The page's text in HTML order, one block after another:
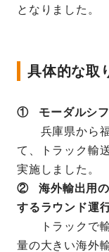
となりました。
具体的な取
① モーダルシフ
兵庫県から福
て、トラック輸
実施しました。
② 海外輸出用の
するラウンド運
トラックで輸
量の大きい海外